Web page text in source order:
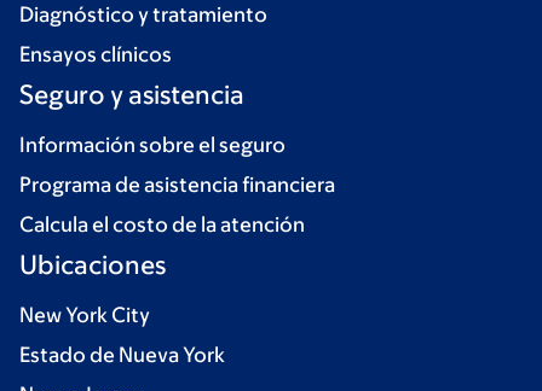
Diagnóstico y tratamiento
Ensayos clínicos
Seguro y asistencia
Información sobre el seguro
Programa de asistencia financiera
Calcula el costo de la atención
Ubicaciones
New York City
Estado de Nueva York